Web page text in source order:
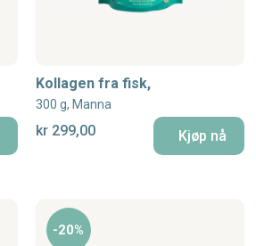
Kollagen fra fisk,
300 g, Manna
kr 299,00 Kjøp nå
-20%